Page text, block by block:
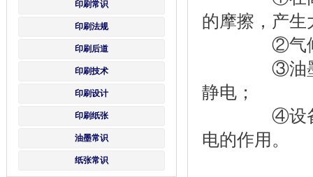
印刷常识
印刷法规
印刷后道
印刷技术
印刷设计
印刷纸张
油墨常识
纸张常识
的摩擦，产生
②气候干
③油墨本身
静电；
④设备的抗
电的作用。